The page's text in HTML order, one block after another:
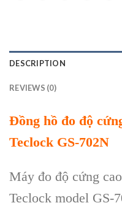
DESCRIPTION
REVIEWS (0)
Đồng hồ đo độ
Teclock GS-702N
Máy đo độ cứng
Teclock model GS-